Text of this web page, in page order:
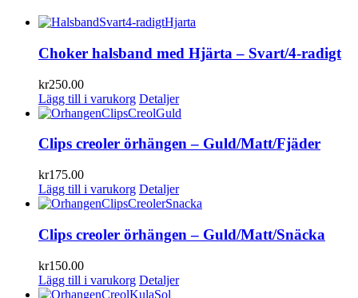
Choker halsband med Hjärta – Svart/4-radigt
kr250.00
Lägg till i varukorg Detaljer
Clips creoler örhängen – Guld/Matt/Fjäder
kr175.00
Lägg till i varukorg Detaljer
Clips creoler örhängen – Guld/Matt/Snäcka
kr150.00
Lägg till i varukorg Detaljer